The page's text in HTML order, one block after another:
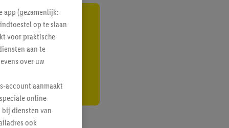
app (gezamenlijk:
op te slaan
voor praktische
aan te
over uw
account aanmaakt
online
diensten van
ook